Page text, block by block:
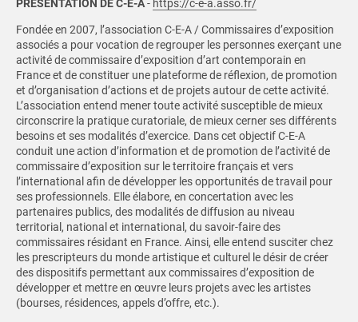
PRÉSENTATION DE C-E-A- https://c-e-a.asso.fr/
Fondée en 2007, l’association C-E-A / Commissaires d’exposition
associés a pour vocation de regrouper les personnes exerçant une
activité de commissaire d’exposition d’art contemporain en
France et de constituer une plateforme de réflexion, de promotion
et d’organisation d’actions et de projets autour de cette activité.
L’association entend mener toute activité susceptible de mieux
circonscrire la pratique curatoriale, de mieux cerner ses différents
besoins et ses modalités d’exercice. Dans cet objectif C-E-A
conduit une action d’information et de promotion de l’activité de
commissaire d’exposition sur le territoire français et vers
l’international afin de développer les opportunités de travail pour
ses professionnels. Elle élabore, en concertation avec les
partenaires publics, des modalités de diffusion au niveau
territorial, national et international, du savoir-faire des
commissaires résidant en France. Ainsi, elle entend susciter chez
les prescripteurs du monde artistique et culturel le désir de créer
des dispositifs permettant aux commissaires d’exposition de
développer et mettre en œuvre leurs projets avec les artistes
(bourses, résidences, appels d’offre, etc.).